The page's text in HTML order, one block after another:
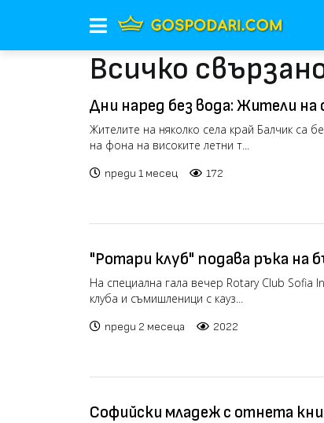
Всичко
Дни наред без вода: Жители на
готвят протест (видео)
Жителите на няколко села край Балчик са
на фона на високите летни т...
преди 1 месец 172
"Ротари клуб" подава ръка на
здравеопазване с проекта
На специална гала вечер Rotary Club Sofia
клуба и съмишленици с кауз...
преди 2 месеца 2022
Софийски младеж с отнета